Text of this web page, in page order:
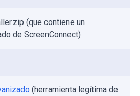
(que contiene un
de ScreenConnect)
(herramienta legítima de